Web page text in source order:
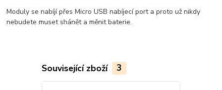
Moduly se nabíjí přes Micro USB nabíjecí port a proto už nikdy
nebudete muset shánět a měnit baterie.
Související zboží 3